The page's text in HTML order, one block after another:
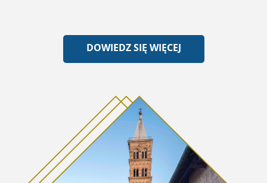
DOWIEDZ SIĘ WIĘCEJ